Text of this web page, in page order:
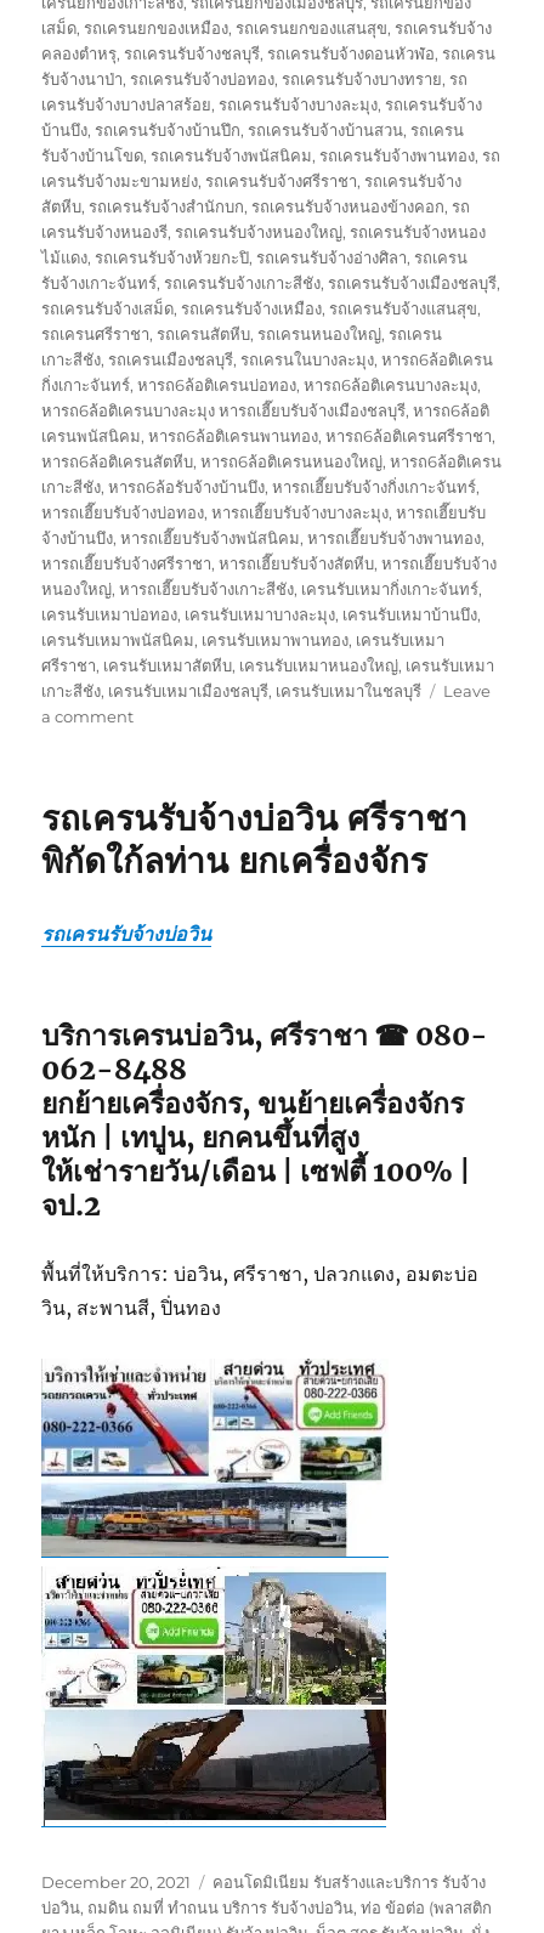
เสม็ด,รถเครนยกของเหมือง,รถเครนยกของแสนสุข,รถเครนรับจ้าง
คลองตำหรุ,รถเครนรับจ้างชลบุรี,รถเครนรับจ้างดอนหัวฬ่อ,รถเครน
รับจ้างนาป่า,รถเครนรับจ้างบ่อทอง,รถเครนรับจ้างบางทราย,รถ
เครนรับจ้างบางปลาสร้อย,รถเครนรับจ้างบางละมุง,รถเครนรับจ้าง
บ้านบึง,รถเครนรับจ้างบ้านปึก,รถเครนรับจ้างบ้านสวน,รถเครน
รับจ้างบ้านโขด,รถเครนรับจ้างพนัสนิคม,รถเครนรับจ้างพานทอง,รถ
เครนรับจ้างมะขามหย่ง,รถเครนรับจ้างศรีราชา,รถเครนรับจ้าง
สัตหีบ,รถเครนรับจ้างสำนักบก,รถเครนรับจ้างหนองข้างคอก,รถ
เครนรับจ้างหนองรี,รถเครนรับจ้างหนองใหญ่,รถเครนรับจ้างหนอง
ไม้แดง,รถเครนรับจ้างห้วยกะปิ,รถเครนรับจ้างอ่างศิลา,รถเครน
รับจ้างเกาะจันทร์,รถเครนรับจ้างเกาะสีชัง,รถเครนรับจ้างเมืองชลบุรี,
รถเครนรับจ้างเสม็ด,รถเครนรับจ้างเหมือง,รถเครนรับจ้างแสนสุข,
รถเครนศรีราชา,รถเครนสัตหีบ,รถเครนหนองใหญ่,รถเครน
เกาะสีชัง,รถเครนเมืองชลบุรี,รถเครนในบางละมุง,หารถ6ล้อติเครน
กิ่งเกาะจันทร์,หารถ6ล้อติเครนบ่อทอง,หารถ6ล้อติเครนบางละมุง,
หารถ6ล้อติเครนบางละมุง หารถเฮี๊ยบรับจ้างเมืองชลบุรี,หารถ6ล้อติ
เครนพนัสนิคม,หารถ6ล้อติเครนพานทอง,หารถ6ล้อติเครนศรีราชา,
หารถ6ล้อติเครนสัตหีบ,หารถ6ล้อติเครนหนองใหญ่,หารถ6ล้อติเครน
เกาะสีชัง,หารถ6ล้อรับจ้างบ้านบึง,หารถเฮี๊ยบรับจ้างกิ่งเกาะจันทร์,
หารถเฮี๊ยบรับจ้างบ่อทอง,หารถเฮี๊ยบรับจ้างบางละมุง,หารถเฮี๊ยบรับ
จ้างบ้านบึง,หารถเฮี๊ยบรับจ้างพนัสนิคม,หารถเฮี๊ยบรับจ้างพานทอง,
หารถเฮี๊ยบรับจ้างศรีราชา,หารถเฮี๊ยบรับจ้างสัตหีบ,หารถเฮี๊ยบรับจ้าง
หนองใหญ่,หารถเฮี๊ยบรับจ้างเกาะสีชัง, เครนรับเหมากิ่งเกาะจันทร์,
เครนรับเหมาบ่อทอง, เครนรับเหมาบางละมุง, เครนรับเหมาบ้านบึง,
เครนรับเหมาพนัสนิคม, เครนรับเหมาพานทอง, เครนรับเหมา
ศรีราชา, เครนรับเหมาสัตหีบ, เครนรับเหมาหนองใหญ่, เครนรับเหมา
เกาะสีชัง, เครนรับเหมาเมืองชลบุรี, เครนรับเหมาในชลบุรี
Leave
a commenton
รับจ้าง
รถ
เฮี๊ยบ
รถ6ล้อ
ติด
รถเครนรับจ้างบ่อวิน ศรีราชา
พิกัดใก้ลท่าน ยกเครื่องจักร
รถเครนรับจ้างบ่อวิน
บริการเครนบ่อวิน, ศรีราชา ☎ 080-
062-8488
ยกย้ายเครื่องจักร, ขนย้ายเครื่องจักร
หนัก | เทปูน, ยกคนขึ้นที่สูง
ให้เช่ารายวัน/เดือน | เซฟตี้ 100% |
จป.2
พื้นที่ให้บริการ: บ่อวิน, ศรีราชา, ปลวกแดง, อมตะบ่อ
วิน, สะพานสี, ปิ่นทอง
Posted
on
December 20, 2021 Tags
คอนโดมิเนียม รับสร้างและบริการ รับจ้าง
บ่อวิน, ถมดิน ถมที่ ทำถนน บริการ รับจ้างบ่อวิน,ท่อ ข้อต่อ (พลาสติก